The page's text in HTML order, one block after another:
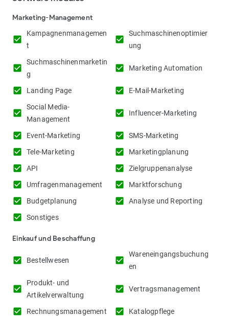
Marketing-Management
check_box
Kampagnenmanagemen
t
check_box
Suchmaschinenoptimier
ung
check_box
Suchmaschinenmarketin
g
check_box Marketing Automation
check_box Landing Page check_box E-Mail-Marketing
check_box
Social Media-
Management
check_box Influencer-Marketing
check_box Event-Marketing check_box SMS-Marketing
check_box Tele-Marketing check_box Marketingplanung
check_box API check_box Zielgruppenanalyse
check_box Umfragenmanagement check_box Marktforschung
check_box Budgetplanung check_box Analyse und Reporting
check_box Sonstiges
Einkauf und Beschaffung
check_box Bestellwesen check_box
Wareneingangsbuchung
en
check_box
Produkt- und
Artikelverwaltung
check_box Vertragsmanagement
check_box Rechnungsmanagement check_box Katalogpflege